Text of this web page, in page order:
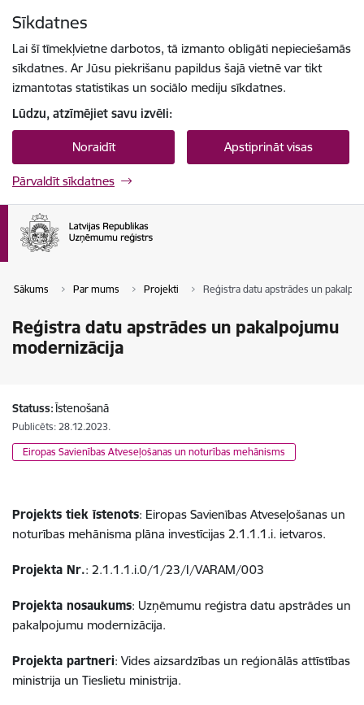
Sīkdatnes
Lai šī tīmekļvietne darbotos, tā izmanto obligāti nepieciešamās
sīkdatnes. Ar Jūsu piekrišanu papildus šajā vietnē var tikt
izmantotas statistikas un sociālo mediju sīkdatnes.
Lūdzu, atzīmējiet savu izvēli:
Noraidīt Apstiprināt visas
Pārvaldīt sīkdatnes
Sākums Par mums Projekti Reģistra datu apstrādes un
Reģistra datu apstrādes un pakalpojumu
modernizācija
Statuss:Īstenošanā
Publicēts: 28.12.2023.
Eiropas Savienības Atveseļošanas un noturības mehānisms
Projekts tiek īstenots: Eiropas Savienības Atveseļošanas un
noturības mehānisma plāna investīcijas 2.1.1.1.i. ietvaros.
Projekta Nr.: 2.1.1.1.i.0/1/23/I/VARAM/003
Projekta nosaukums: Uzņēmumu reģistra datu apstrādes un
pakalpojumu modernizācija.
Projekta partneri: Vides aizsardzības un reģionālās attīstības
ministrija un Tieslietu ministrija.